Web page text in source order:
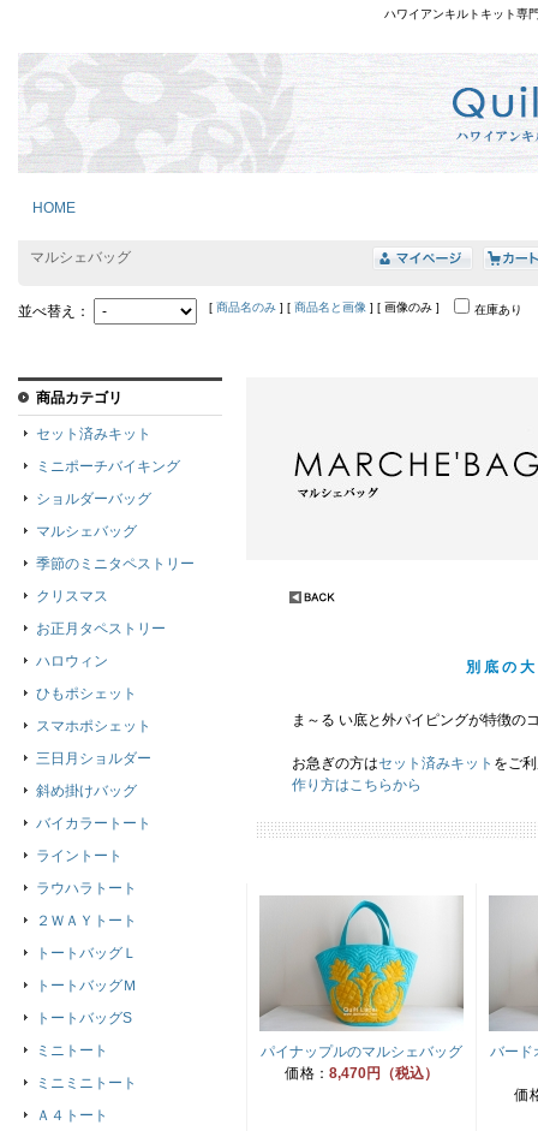
ハワイアンキルトキット専
HOME
マルシェバッグ
並べ替え： [ 商品名のみ ] [ 商品名と画像 ] [ 画像のみ ] 在庫あり
別底の
ま～る い底と外パイピングが特徴の
お急ぎの方はセット済みキット をご
作り方はこちらから
パイナップルのマルシェバッグ
価格： 8,470円（税込）
バード
価
商品カテゴリ
セット済みキット
ミニポーチバイキング
ショルダーバッグ
マルシェバッグ
季節のミニタペストリー
クリスマス
お正月タペストリー
ハロウィン
ひもポシェット
スマホポシェット
三日月ショルダー
斜め掛けバッグ
バイカラートート
ライントート
ラウハラトート
２ＷＡＹトート
トートバッグＬ
トートバッグＭ
トートバッグS
ミニトート
ミニミニトート
Ａ４トート